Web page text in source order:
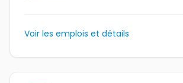
Voir les emplois et détails